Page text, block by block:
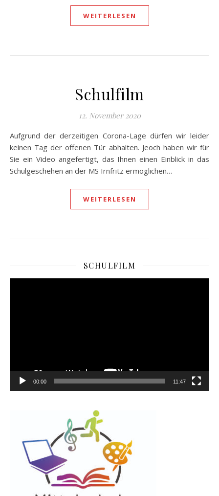
WEITERLESEN
Schulfilm
12. November 2020
Aufgrund der derzeitigen Corona-Lage dürfen wir leider
keinen Tag der offenen Tür abhalten. Jeoch haben wir für
Sie ein Video angefertigt, das Ihnen einen Einblick in das
Schulgeschehen an der MS Irnfritz ermöglichen…
WEITERLESEN
SCHULFILM
00:00 11:47